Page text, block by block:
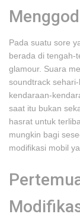
Pada suatu sore
berada di tengah-
glamour. Suara
soundtrack
kendaraan-
saat itu bukan
hasrat untuk
mungkin bagi
modifikasi mobil